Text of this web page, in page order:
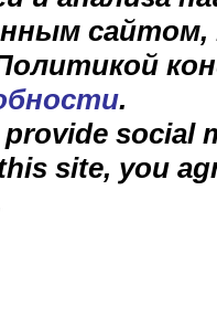
.
social
site, you